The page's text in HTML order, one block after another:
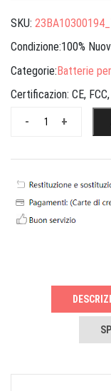
SKU:
Condizione:100%
Categorie:Batterie
Certificazion: CE,
+
-